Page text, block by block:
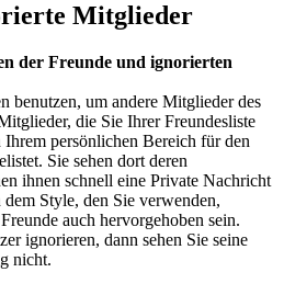
Mitglieder
der Freunde und ignorierten
benutzen, um andere Mitglieder des
die Sie Ihrer Freundesliste
persönlichen Bereich für den
Sie sehen dort deren
ihnen schnell eine Private Nachricht
Style, den Sie verwenden,
auch hervorgehoben sein.
ignorieren, dann sehen Sie seine
nicht.